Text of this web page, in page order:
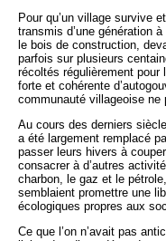
Pour qu’un village survive
transmis d’une génération
le bois de construction,
parfois sur plusieurs
récoltés régulièrement
forte et cohérente
communauté villageoise ne
Au cours des derniers
a été largement remplacé
passer leurs hivers à
consacrer à d’autres
charbon, le gaz et le
semblaient promettre une
écologiques propres aux
Ce que l’on n’avait pas